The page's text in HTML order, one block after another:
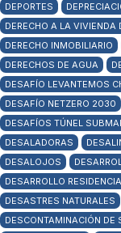
DEPORTES
DERECHO A LA VIVIENDA
DERECHO INMOBILIARIO
DERECHOS DE AGUA
DESAFÍO LEVANTEMOS
DESAFÍO NETZERO 2030
DESAFÍOS TÚNEL
DESALADORAS
DESALOJOS
DESARROLLO
DESASTRES NATURALES
DESCONTAMINACIÓN DE